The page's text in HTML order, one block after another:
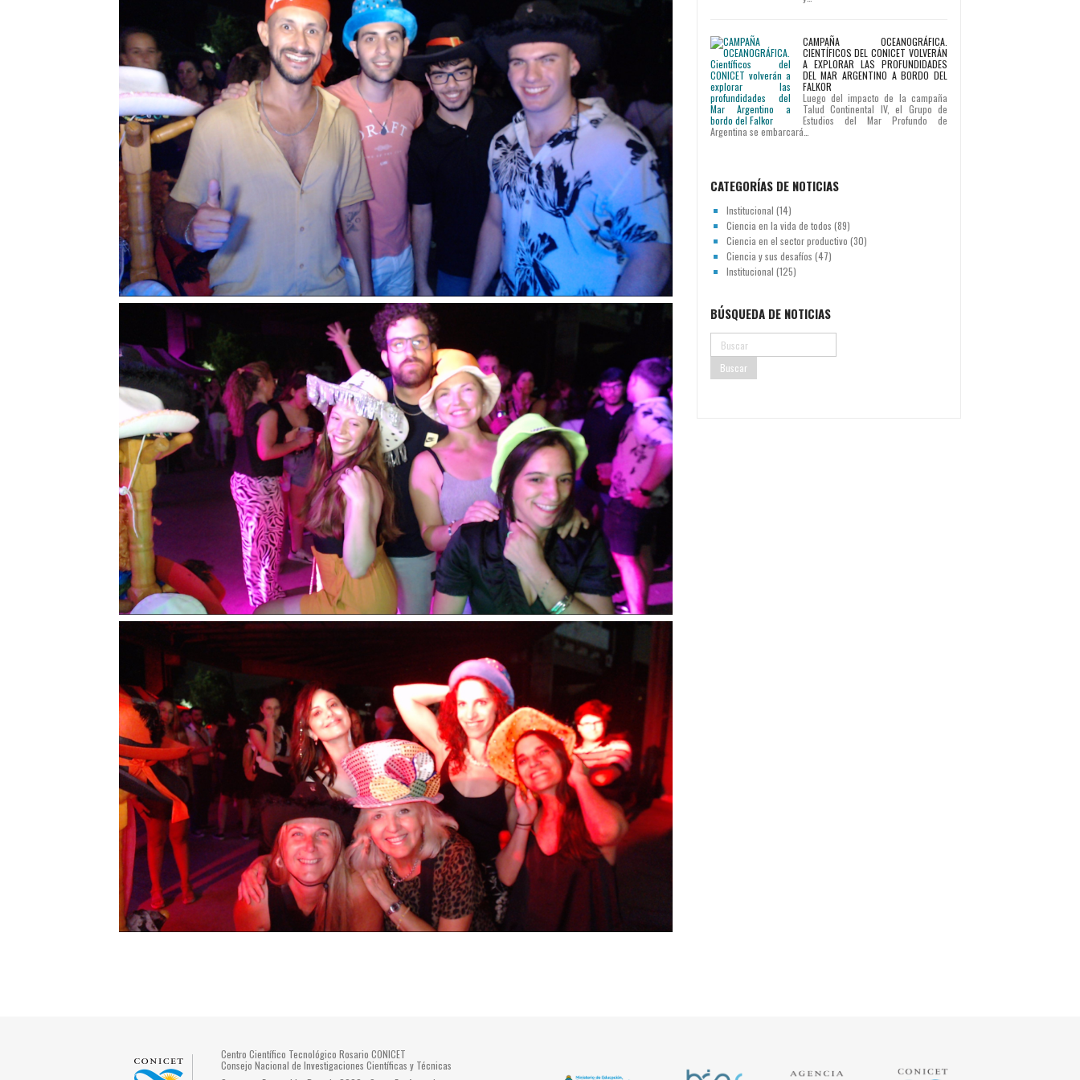
CAMPAÑA OCEANOGRÁFICA.
CIENTÍFICOS DEL CONICET VOLVERÁN
A EXPLORAR LAS PROFUNDIDADES
DEL MAR ARGENTINO A BORDO DEL
FALKOR
Luego del impacto de la campaña
Talud Continental IV, el Grupo de
Estudios del Mar Profundo de
Argentina se embarcará…
CATEGORÍAS DE NOTICIAS
Institucional (14)
Ciencia en la vida de todos (89)
Ciencia en el sector productivo (30)
Ciencia y sus desafíos (47)
Institucional (125)
BÚSQUEDA DE NOTICIAS
Centro Científico Tecnológico Rosario CONICET
Consejo Nacional de Investigaciones Científicas y Técnicas